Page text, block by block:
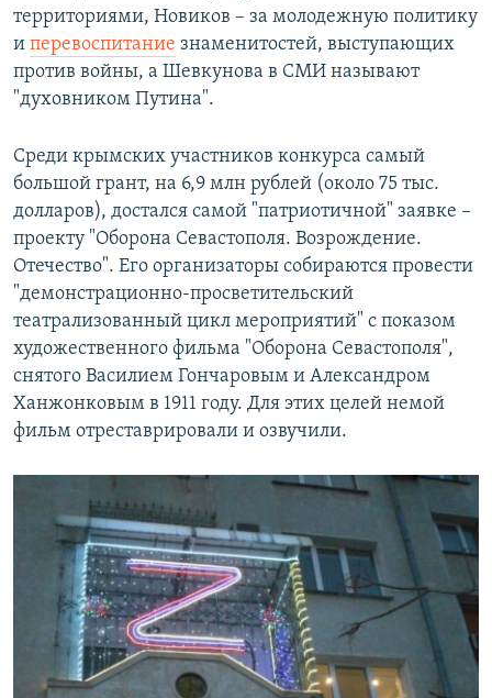
территориями, Новиков – за молодежную политику
и перевоспитание знаменитостей, выступающих
против войны, а Шевкунова в СМИ называют
"духовником Путина".
Среди крымских участников конкурса самый
большой грант, на 6,9 млн рублей (около 75 тыс.
долларов), достался самой "патриотичной" заявке –
проекту "Оборона Севастополя. Возрождение.
Отечество". Его организаторы собираются провести
"демонстрационно-просветительский
театрализованный цикл мероприятий" с показом
художественного фильма "Оборона Севастополя",
снятого Василием Гончаровым и Александром
Ханжонковым в 1911 году. Для этих целей немой
фильм отреставрировали и озвучили.